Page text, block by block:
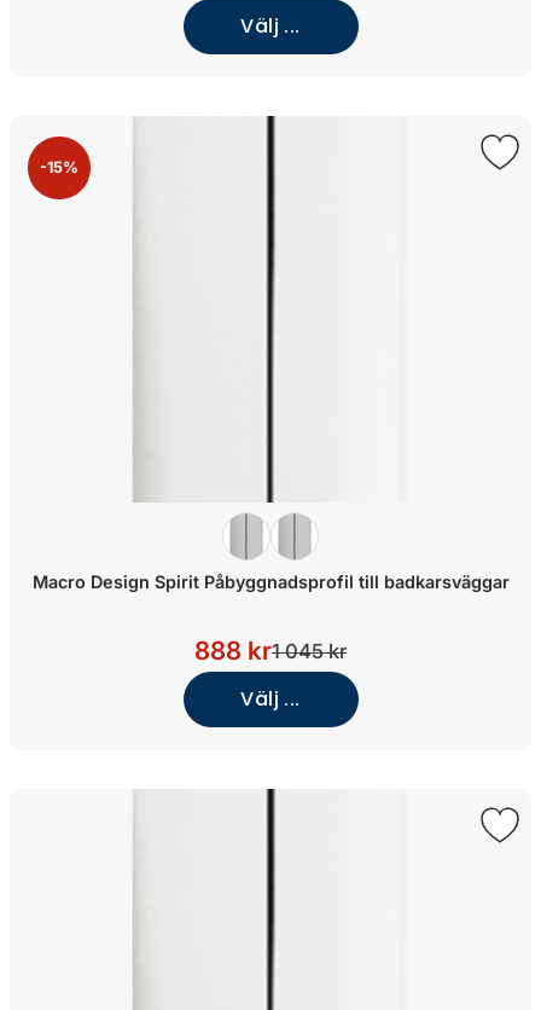
Välj ...
-15%
Macro Design Spirit Påbyggnadsprofil till badkarsväggar
888 kr1 045 kr
Välj ...